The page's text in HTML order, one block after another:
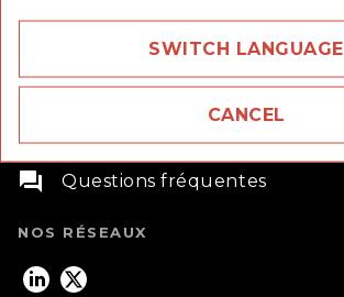
SWITCH LANGUAGE
CANCEL
question_answer Questions fréquentes
NOS RÉSEAUX